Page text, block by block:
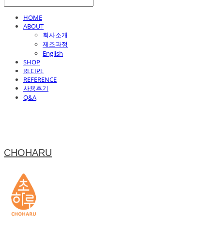
HOME
ABOUT
회사소개
제조과정
English
SHOP
RECIPE
REFERENCE
사용후기
Q&A
CHOHARU